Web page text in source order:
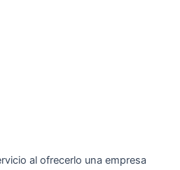
al ofrecerlo una empresa